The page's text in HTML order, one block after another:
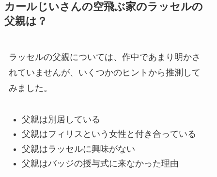
カールじいさんの空飛ぶ家のラッセルの
父親は？
ラッセルの父親については、作中であまり明かさ
れていませんが、いくつかのヒントから推測して
みました。
父親は別居している
父親はフィリスという女性と付き合っている
父親はラッセルに興味がない
父親はバッジの授与式に来なかった理由